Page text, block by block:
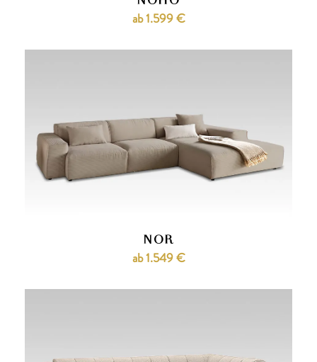
ab 1.599 €
NOR
ab 1.549 €